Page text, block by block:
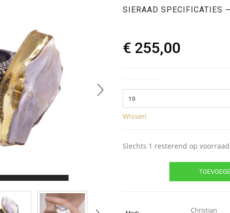
SIERAAD SPECIFICATIES
€ 255,00
Wissen
Slechts 1 resterend op voorraad
Christian